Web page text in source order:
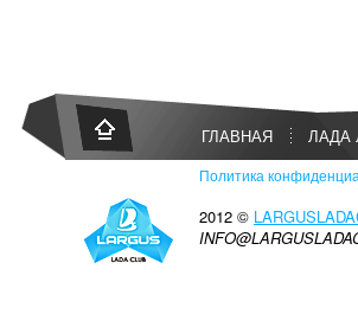
ГЛАВНАЯ ЛАДА
Политика
2012 ©